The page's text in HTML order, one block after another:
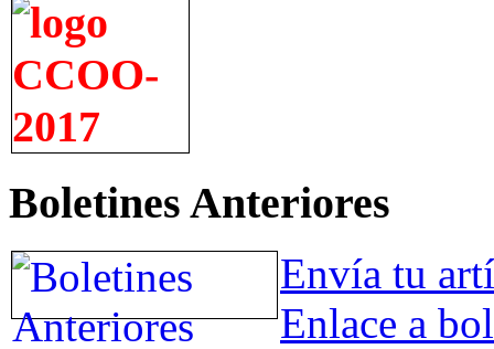
Boletines Anteriores
Envía tu
Enlace a